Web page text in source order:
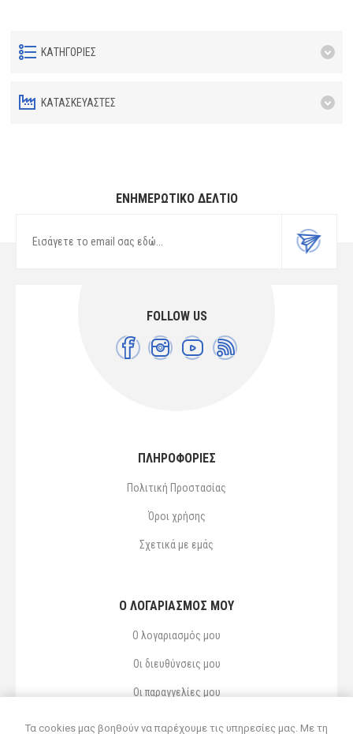
ΚΑΤΗΓΟΡΊΕΣ
ΚΑΤΑΣΚΕΥΑΣΤΈΣ
ΕΝΗΜΕΡΩΤΙΚΌ ΔΕΛΤΊΟ
FOLLOW US
ΠΛΗΡΟΦΟΡΙΕΣ
Πολιτική Προστασίας
Όροι χρήσης
Σχετικά με εμάς
Ο ΛΟΓΑΡΙΑΣΜΌΣ ΜΟΥ
Ο λογαριασμός μου
Οι διευθύνσεις μου
Οι παραγγελίες μου
Αγαπημένα
Τα cookies μας βοηθούν να παρέχουμε τις υπηρεσίες μας. Με τη